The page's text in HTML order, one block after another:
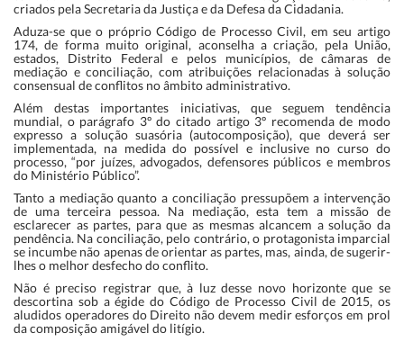
criados pela Secretaria da Justiça e da Defesa da Cidadania.
Aduza-se que o próprio Código de Processo Civil, em seu artigo
174, de forma muito original, aconselha a criação, pela União,
estados, Distrito Federal e pelos municípios, de câmaras de
mediação e conciliação, com atribuições relacionadas à solução
consensual de conflitos no âmbito administrativo.
Além destas importantes iniciativas, que seguem tendência
mundial, o parágrafo 3º do citado artigo 3º recomenda de modo
expresso a solução suasória (autocomposição), que deverá ser
implementada, na medida do possível e inclusive no curso do
processo, “por juízes, advogados, defensores públicos e membros
do Ministério Público”.
Tanto a mediação quanto a conciliação pressupõem a intervenção
de uma terceira pessoa. Na mediação, esta tem a missão de
esclarecer as partes, para que as mesmas alcancem a solução da
pendência. Na conciliação, pelo contrário, o protagonista imparcial
se incumbe não apenas de orientar as partes, mas, ainda, de sugerir-
lhes o melhor desfecho do conflito.
Não é preciso registrar que, à luz desse novo horizonte que se
descortina sob a égide do Código de Processo Civil de 2015, os
aludidos operadores do Direito não devem medir esforços em prol
da composição amigável do litígio.